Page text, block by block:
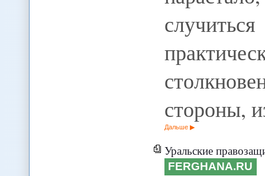
стороны,
Дальше
Уральские
FERGHANA.RU